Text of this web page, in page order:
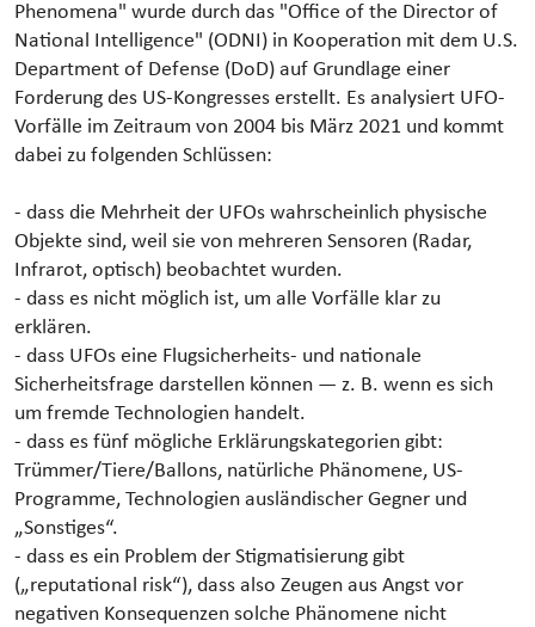
Phenomena" wurde durch das "Office of the Director of
National Intelligence" (ODNI) in Kooperation mit dem U.S.
Department of Defense (DoD) auf Grundlage einer
Forderung des US-Kongresses erstellt. Es analysiert UFO-
Vorfälle im Zeitraum von 2004 bis März 2021 und kommt
dabei zu folgenden Schlüssen:
- dass die Mehrheit der UFOs wahrscheinlich physische
Objekte sind, weil sie von mehreren Sensoren (Radar,
Infrarot, optisch) beobachtet wurden.
- dass es nicht möglich ist, um alle Vorfälle klar zu
erklären.
- dass UFOs eine Flugsicherheits- und nationale
Sicherheitsfrage darstellen können — z. B. wenn es sich
um fremde Technologien handelt.
- dass es fünf mögliche Erklärungskategorien gibt:
Trümmer/Tiere/Ballons, natürliche Phänomene, US-
Programme, Technologien ausländischer Gegner und
„Sonstiges“.
- dass es ein Problem der Stigmatisierung gibt
(„reputational risk“), dass also Zeugen aus Angst vor
negativen Konsequenzen solche Phänomene nicht